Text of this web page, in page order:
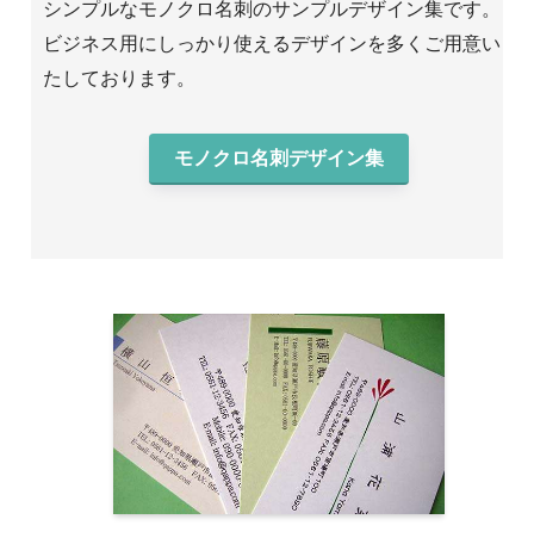
シンプルなモノクロ名刺のサンプルデザイン集です。
ビジネス用にしっかり使えるデザインを多くご用意い
たしております。
モノクロ名刺デザイン集